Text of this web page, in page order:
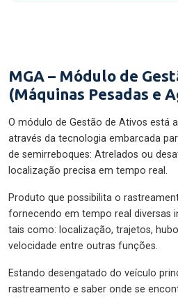
MGA – Módulo de
(Máquinas Pesadas e
O módulo de Gestão de Ativos está
através da tecnologia embarcada
de semirreboques: Atrelados ou
localização precisa em tempo real.
Produto que possibilita o
fornecendo em tempo real diversas
tais como: localização, trajetos,
velocidade entre outras funções.
Estando desengatado do veículo
rastreamento e saber onde se